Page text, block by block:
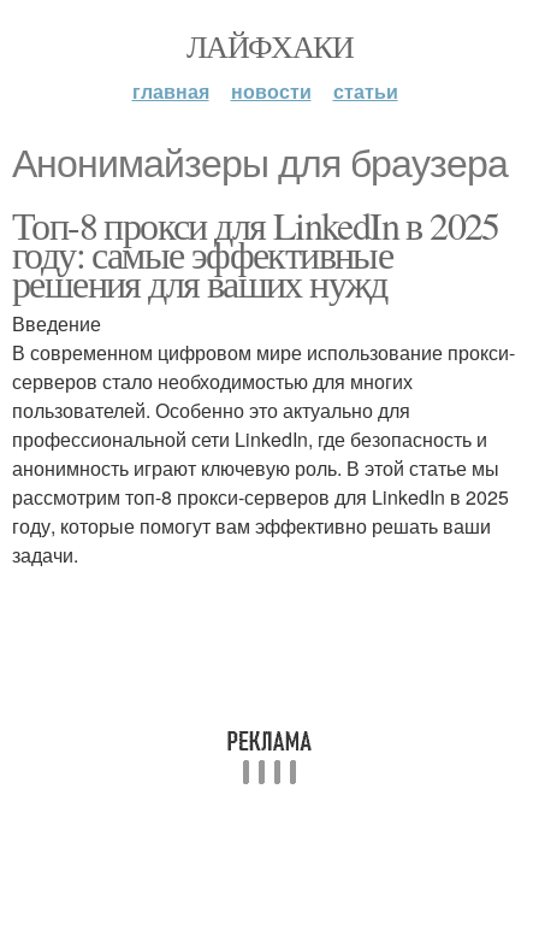
ЛАЙФХАКИ
главная новости статьи
Анонимайзеры для браузера
Топ-8 прокси для LinkedIn в 2025
году: самые эффективные
решения для ваших нужд
Введение
В современном цифровом мире использование прокси-
серверов стало необходимостью для многих
пользователей. Особенно это актуально для
профессиональной сети LinkedIn, где безопасность и
анонимность играют ключевую роль. В этой статье мы
рассмотрим топ-8 прокси-серверов для LinkedIn в 2025
году, которые помогут вам эффективно решать ваши
задачи.